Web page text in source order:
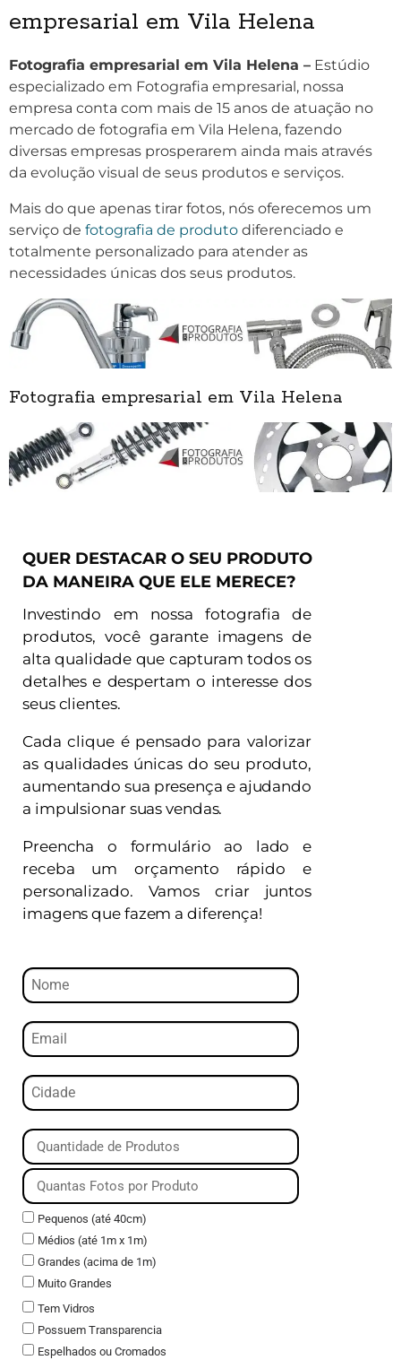
empresarial em Vila Helena
Fotografia empresarial em Vila Helena – Estúdio
especializado em Fotografia empresarial, nossa
empresa conta com mais de 15 anos de atuação no
mercado de fotografia em Vila Helena, fazendo
diversas empresas prosperarem ainda mais através
da evolução visual de seus produtos e serviços.
Mais do que apenas tirar fotos, nós oferecemos um
serviço de fotografia de produto diferenciado e
totalmente personalizado para atender as
necessidades únicas dos seus produtos.
Fotografia empresarial em Vila Helena
QUER DESTACAR O SEU PRODUTO
DA MANEIRA QUE ELE MERECE?
Investindo em nossa fotografia de
produtos, você garante imagens de
alta qualidade que capturam todos os
detalhes e despertam o interesse dos
seus clientes.
Cada clique é pensado para valorizar
as qualidades únicas do seu produto,
aumentando sua presença e ajudando
a impulsionar suas vendas.
Preencha o formulário ao lado e
receba um orçamento rápido e
personalizado. Vamos criar juntos
imagens que fazem a diferença!
Pequenos (até 40cm)
Médios (até 1m x 1m)
Grandes (acima de 1m)
Muito Grandes
Tem Vidros
Possuem Transparencia
Espelhados ou Cromados